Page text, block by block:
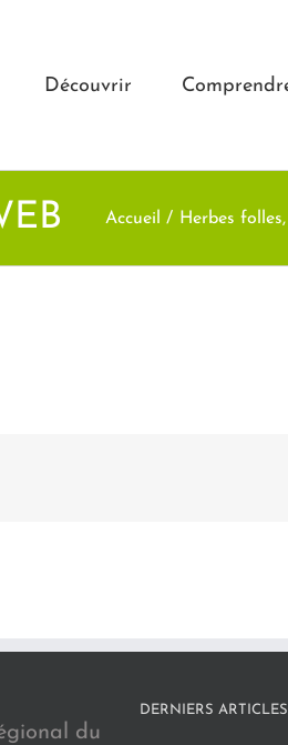
Découvrir
Accueil Herbes
du
DERNIERS ARTICLES